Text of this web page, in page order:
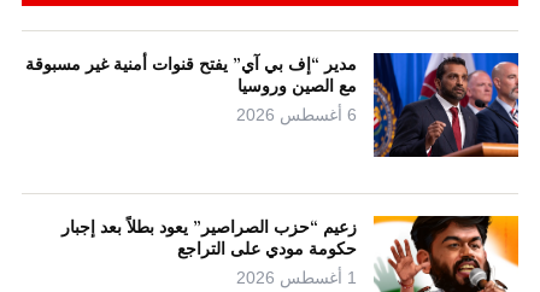
مدير “إف بي آي” يفتح قنوات أمنية غير مسبوقة
مع الصين وروسيا
6 أغسطس 2026
زعيم “حزب الصراصير” يعود بطلاً بعد إجبار
حكومة مودي على التراجع
1 أغسطس 2026